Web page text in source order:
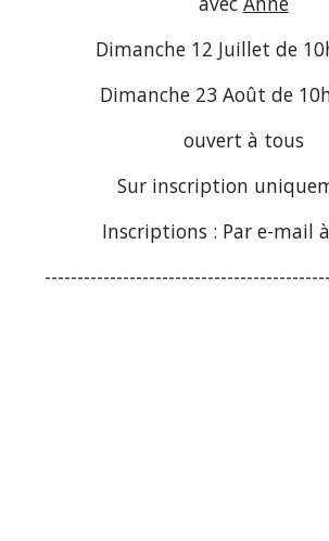
Dimanche 12 Juillet de
Dimanche 23 Août de
ouvert à tous
Sur inscription
Inscriptions : Par e-mail à